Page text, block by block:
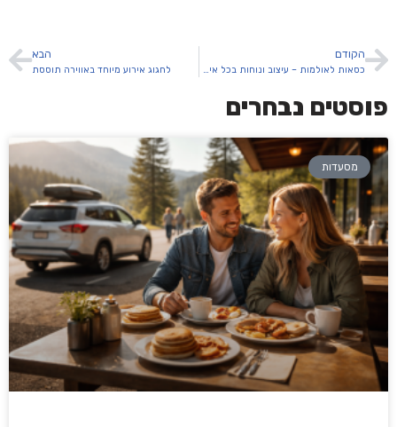
הקודם
כסאות לאולמות – עיצוב ונוחות בכל אירוע
הבא
לחגוג אירוע מיוחד באווירה תוססת
פוסטים נבחרים
מסעדות